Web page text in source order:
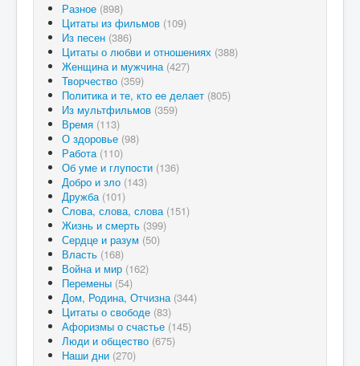
Разное (898)
Цитаты из фильмов (109)
Из песен (386)
Цитаты о любви и отношениях (388)
Женщина и мужчина (427)
Творчество (359)
Политика и те, кто ее делает (805)
Из мультфильмов (359)
Время (113)
О здоровье (98)
Работа (110)
Об уме и глупости (136)
Добро и зло (143)
Дружба (101)
Слова, слова, слова (151)
Жизнь и смерть (399)
Сердце и разум (50)
Власть (168)
Война и мир (162)
Перемены (54)
Дом, Родина, Отчизна (344)
Цитаты о свободе (83)
Афоризмы о счастье (145)
Люди и общество (675)
Наши дни (270)